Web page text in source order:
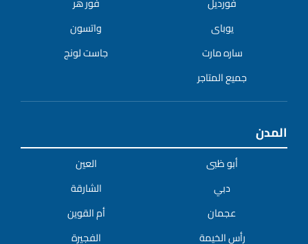
يوباى
واتسون
ساره مارت
جاست لونج
جميع المتاجر
المدن
أبو ظبى
العين
دبي
الشارقة
عجمان
أم القوين
رأس الخيمة
الفجيرة